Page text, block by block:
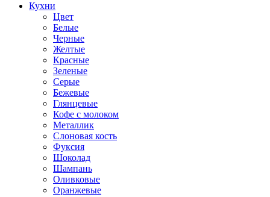
Кухни
Цвет
Белые
Черные
Желтые
Красные
Зеленые
Серые
Бежевые
Глянцевые
Кофе с молоком
Металлик
Слоновая кость
Фуксия
Шоколад
Шампань
Оливковые
Оранжевые